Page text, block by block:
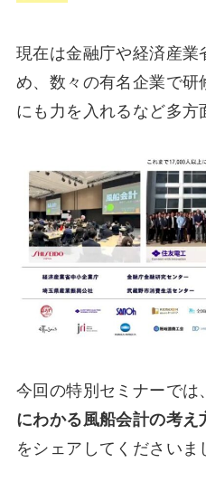
現在は金融庁や経済産業
め、数々の有名企業で研
にも力を入れるなど多方
今回の特別セミナーでは、
にわかる風船会計の考
をシェアしてくださいま